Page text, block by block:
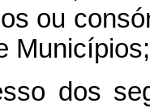
ou
Municípios;
dos